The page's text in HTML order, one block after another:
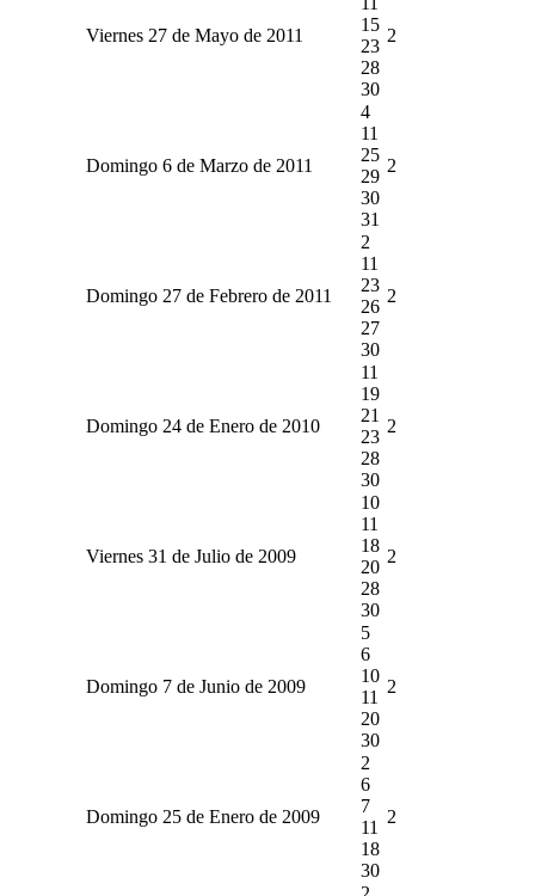
Viernes 27 de Mayo de 2011
15
23
28
30
2
Domingo 6 de Marzo de 2011
4
11
25
29
30
31
2
Domingo 27 de Febrero de 2011
2
11
23
26
27
30
2
Domingo 24 de Enero de 2010
11
19
21
23
28
30
2
Viernes 31 de Julio de 2009
10
11
18
20
28
30
2
Domingo 7 de Junio de 2009
5
6
10
11
20
30
2
Domingo 25 de Enero de 2009
2
6
7
11
18
30
2